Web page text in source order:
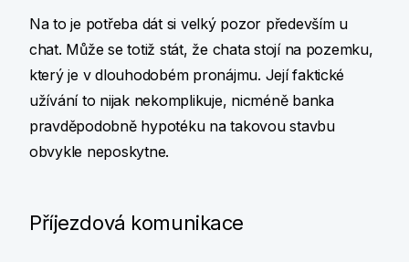
Na to je potřeba dát si velký pozor především u
chat. Může se totiž stát, že chata stojí na pozemku,
který je v dlouhodobém pronájmu. Její faktické
užívání to nijak nekomplikuje, nicméně banka
pravděpodobně hypotéku na takovou stavbu
obvykle neposkytne.
Příjezdová komunikace